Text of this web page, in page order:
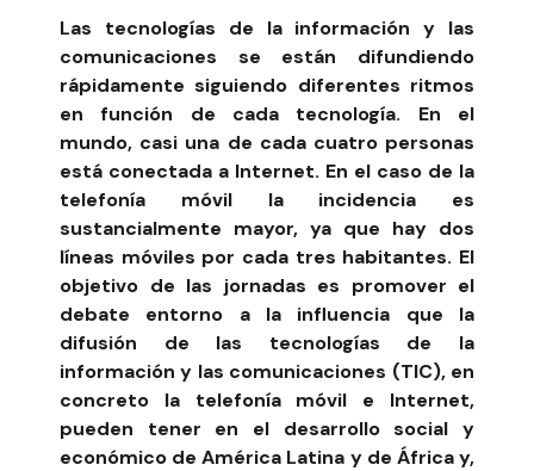
Las tecnologías de la información y las
comunicaciones se están difundiendo
rápidamente siguiendo diferentes ritmos
en función de cada tecnología. En el
mundo, casi una de cada cuatro personas
está conectada a Internet. En el caso de la
telefonía móvil la incidencia es
sustancialmente mayor, ya que hay dos
líneas móviles por cada tres habitantes. El
objetivo de las jornadas es promover el
debate entorno a la influencia que la
difusión de las tecnologías de la
información y las comunicaciones (TIC), en
concreto la telefonía móvil e Internet,
pueden tener en el desarrollo social y
económico de América Latina y de África y,